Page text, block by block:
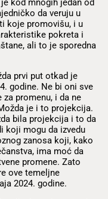
da veruju u
koje promovišu, i u
pokreta i
ali to je sporedna
prvi put otkad je
godine. Ne bi oni sve
promenu, i da ne
je i to projekcija.
bila projekcija i to da
koji mogu da izvedu
zanosa koji, kako
ima moć da
promene. Zato
ove temeljne
2024. godine.